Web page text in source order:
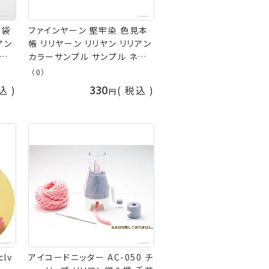
ン
ファインヤーン 堅牢染 色見本
帳 リリヤーン リリヤン リリアン
カラーサンプル サンプル ネコ
ポス可 イナズマ 手芸の山久
（0）
330 税込
アイコードニッター AC-050 チ